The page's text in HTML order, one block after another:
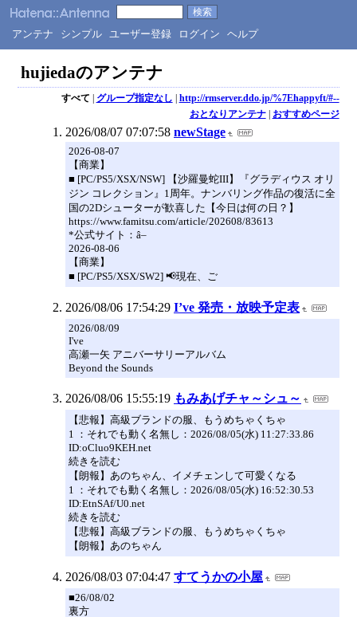
アンテナ シンプル ユーザー登録 ログイン ヘルプ
hujiedaのアンテナ
すべて | グループ指定なし | http://rmserver.ddo.jp/%7Ehappyft/#--
おとなりアンテナ| おすすめページ
2026/08/07 07:07:58 newStage
2026-08-07
【商業】
■ [PC/PS5/XSX/NSW] 【沙羅曼蛇III】『グラディウス オリ
ジン コレクション』1周年。ナンバリング作品の復活に全
国の2Dシューターが歓喜した【今日は何の日？】
https://www.famitsu.com/article/202608/83613
*公式サイト：â–
2026-08-06
【商業】
■ [PC/PS5/XSX/SW2] 📢現在、ご
2026/08/06 17:54:29 I’ve 発売・放映予定表
2026/08/09
I've
高瀬一矢 アニバーサリーアルバム
Beyond the Sounds
2026/08/06 15:55:19 もみあげチャ～シュ～
【悲報】高級ブランドの服、もうめちゃくちゃ
1 ：それでも動く名無し：2026/08/05(水) 11:27:33.86
ID:oCluo9KEH.net
続きを読む
【朗報】あのちゃん、イメチェンして可愛くなる
1 ：それでも動く名無し：2026/08/05(水) 16:52:30.53
ID:EtnSAf/U0.net
続きを読む
【悲報】高級ブランドの服、もうめちゃくちゃ
【朗報】あのちゃん
2026/08/03 07:04:47 すてうかの小屋
■26/08/02
裏方